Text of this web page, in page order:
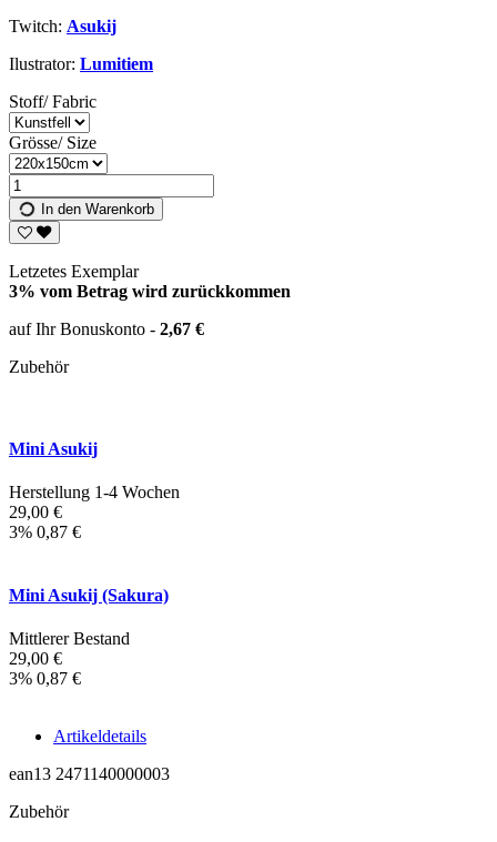
Twitch: Asukij
Ilustrator: Lumitiem
Stoff/ Fabric
Grösse/ Size
In den Warenkorb
Letzetes Exemplar
3% vom Betrag wird zurückkommen
auf Ihr Bonuskonto - 2,67 €
Zubehör
Mini Asukij
Herstellung 1-4 Wochen
29,00 €
3% 0,87 €
Mini Asukij (Sakura)
Mittlerer Bestand
29,00 €
3% 0,87 €
Artikeldetails
ean13 2471140000003
Zubehör